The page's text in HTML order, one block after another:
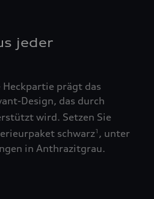
jeder
prägt das
Design, das durch
wird. Setzen Sie
schwarz1 , unter
in Anthrazitgrau.